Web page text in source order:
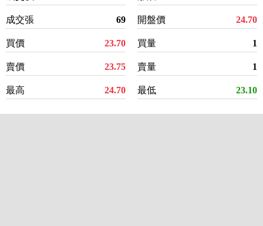
成交張 69
買價 23.70
賣價 23.75
最高 24.70
開盤價 24.70
買量 1
賣量 1
最低 23.10